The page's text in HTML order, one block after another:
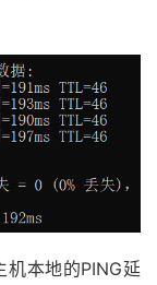
机本地的PING延